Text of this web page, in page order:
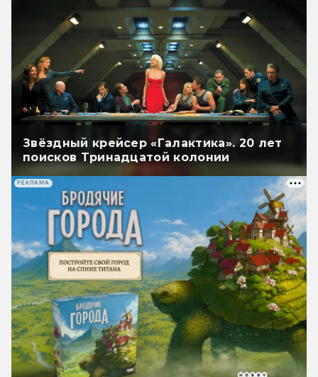
Звёздный крейсер «Галактика». 20 лет
поисков Тринадцатой колонии
РЕКЛАМА